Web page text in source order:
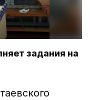
задания на